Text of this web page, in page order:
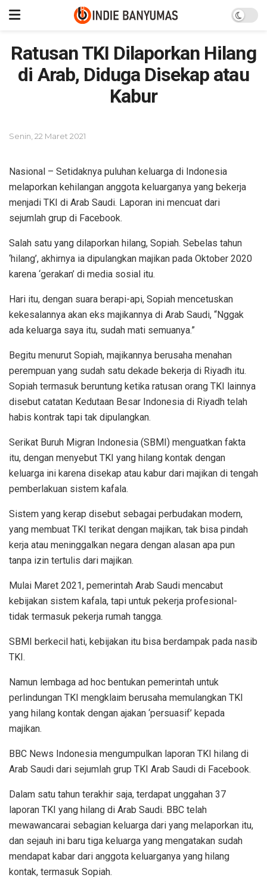
Ratusan TKI Dilaporkan Hilang
di Arab, Diduga Disekap atau
Kabur
Senin, 22 Maret 2021
Nasional – Setidaknya puluhan keluarga di Indonesia
melaporkan kehilangan anggota keluarganya yang bekerja
menjadi TKI di Arab Saudi. Laporan ini mencuat dari
sejumlah grup di Facebook.
Salah satu yang dilaporkan hilang, Sopiah. Sebelas tahun
‘hilang’, akhirnya ia dipulangkan majikan pada Oktober 2020
karena ‘gerakan’ di media sosial itu.
Hari itu, dengan suara berapi-api, Sopiah mencetuskan
kekesalannya akan eks majikannya di Arab Saudi, “Nggak
ada keluarga saya itu, sudah mati semuanya.”
Begitu menurut Sopiah, majikannya berusaha menahan
perempuan yang sudah satu dekade bekerja di Riyadh itu.
Sopiah termasuk beruntung ketika ratusan orang TKI lainnya
disebut catatan Kedutaan Besar Indonesia di Riyadh telah
habis kontrak tapi tak dipulangkan.
Serikat Buruh Migran Indonesia (SBMI) menguatkan fakta
itu, dengan menyebut TKI yang hilang kontak dengan
keluarga ini karena disekap atau kabur dari majikan di tengah
pemberlakuan sistem kafala.
Sistem yang kerap disebut sebagai perbudakan modern,
yang membuat TKI terikat dengan majikan, tak bisa pindah
kerja atau meninggalkan negara dengan alasan apa pun
tanpa izin tertulis dari majikan.
Mulai Maret 2021, pemerintah Arab Saudi mencabut
kebijakan sistem kafala, tapi untuk pekerja profesional-
tidak termasuk pekerja rumah tangga.
SBMI berkecil hati, kebijakan itu bisa berdampak pada nasib
TKI.
Namun lembaga ad hoc bentukan pemerintah untuk
perlindungan TKI mengklaim berusaha memulangkan TKI
yang hilang kontak dengan ajakan ‘persuasif’ kepada
majikan.
BBC News Indonesia mengumpulkan laporan TKI hilang di
Arab Saudi dari sejumlah grup TKI Arab Saudi di Facebook.
Dalam satu tahun terakhir saja, terdapat unggahan 37
laporan TKI yang hilang di Arab Saudi. BBC telah
mewawancarai sebagian keluarga dari yang melaporkan itu,
dan sejauh ini baru tiga keluarga yang mengatakan sudah
mendapat kabar dari anggota keluarganya yang hilang
kontak, termasuk Sopiah.